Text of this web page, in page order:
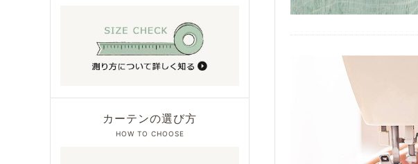
カーテンの選び方
HOW TO CHOOSE